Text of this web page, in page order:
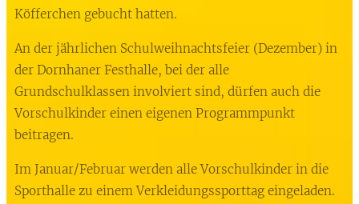
Köfferchen gebucht hatten.
An der jährlichen Schulweihnachtsfeier (Dezember) in
der Dornhaner Festhalle, bei der alle
Grundschulklassen involviert sind, dürfen auch die
Vorschulkinder einen eigenen Programmpunkt
beitragen.
Im Januar/Februar werden alle Vorschulkinder in die
Sporthalle zu einem Verkleidungssporttag eingeladen.